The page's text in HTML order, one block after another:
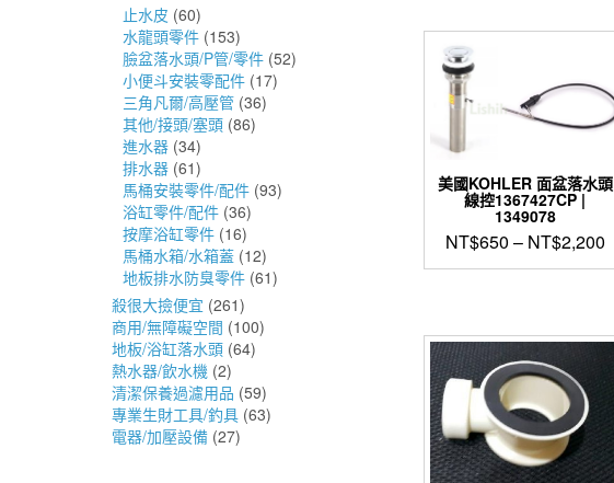
止水皮 (60)
水龍頭零件 (153)
臉盆落水頭/P管/零件 (52)
小便斗安裝零配件 (17)
三角凡爾/高壓管 (36)
其他/接頭/塞頭 (86)
進水器 (34)
排水器 (61)
馬桶安裝零件/配件 (93)
浴缸零件/配件 (36)
按摩浴缸零件 (16)
馬桶水箱/水箱蓋 (12)
地板排水防臭零件 (61)
殺很大撿便宜 (261)
商用/無障礙空間 (100)
地板/浴缸落水頭 (64)
熱水器/飲水機 (2)
清潔保養過濾用品 (59)
專業生財工具/釣具 (63)
電器/加壓設備 (27)
美國KOHLER 面盆落水頭
線控1367427CP |
1349078
NT$650 – NT$2,200
此
有
多
種
款
式。
可
在